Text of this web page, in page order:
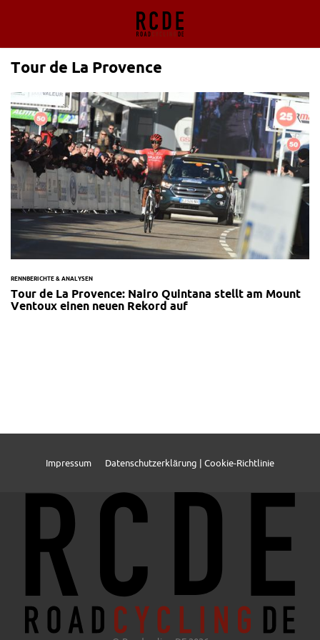
Tour de La Provence
RENNBERICHTE & ANALYSEN
Tour de La Provence: Nairo Quintana stellt am Mount
Ventoux einen neuen Rekord auf
Impressum Datenschutzerklärung | Cookie-Richtlinie